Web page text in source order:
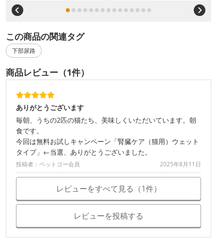
この商品の関連タグ
下部尿路
商品レビュー（1件）
ありがとうございます
毎朝、うちの2匹の猫たち、美味しくいただいています。朝
食です。
今回は無料お試しキャンペーン「腎臓ケア（猫用）ウェット
タイプ」←当選、ありがとうございました。
投稿者：ペットゴー会員 2025年8月11日
レビューをすべて見る（1件）
レビューを投稿する